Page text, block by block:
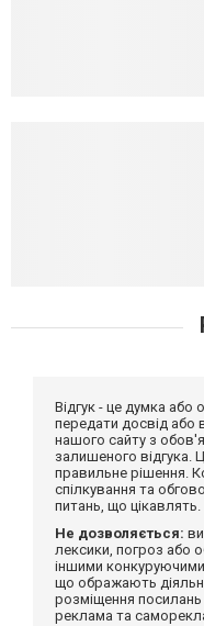
Відгук - це думка або
передати досвід або
нашого сайту з
залишеного відгука.
правильне рішення.
спілкування та
питань, що цікавлять.
Не дозволяється:
лексики, погроз або
іншими конкуруючими
що ображають
розміщення посилань
реклама та